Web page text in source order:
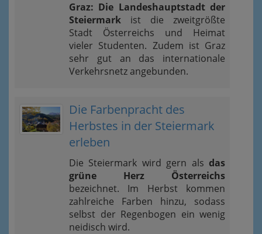
Graz: Die Landeshauptstadt der
Steiermark ist die zweitgrößte
Stadt Österreichs und Heimat
vieler Studenten. Zudem ist Graz
sehr gut an das internationale
Verkehrsnetz angebunden.
Die Farbenpracht des
Herbstes in der Steiermark
erleben
Die Steiermark wird gern als das
grüne Herz Österreichs
bezeichnet. Im Herbst kommen
zahlreiche Farben hinzu, sodass
selbst der Regenbogen ein wenig
neidisch wird.